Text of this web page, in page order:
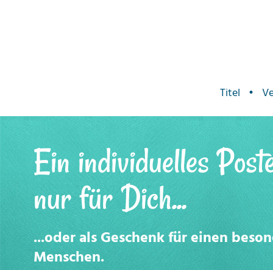
Titel •
Ein individuelles
nur für Dich...
...oder als Geschenk für einen
Menschen.